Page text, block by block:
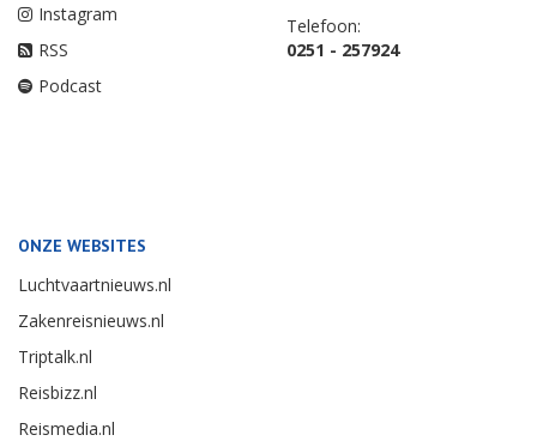
Instagram
RSS
Podcast
Telefoon:
0251 - 257924
ONZE WEBSITES
Luchtvaartnieuws.nl
Zakenreisnieuws.nl
Triptalk.nl
Reisbizz.nl
Reismedia.nl